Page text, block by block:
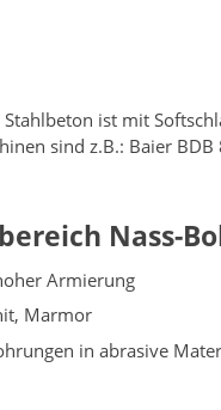
ist mit
sind z.B.: Baier
Nass-
Armierung
Marmor
in abrasive